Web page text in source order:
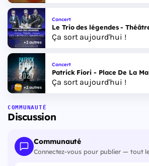
+2 autres
Concert
Le Trio des légendes -
Ça sort aujourd'hui !
+2 autres
Concert
Patrick Fiori - Place De La
Ça sort aujourd'hui !
COMMUNAUTÉ
Discussion
Communauté
Connectez-vous pour publier — tout